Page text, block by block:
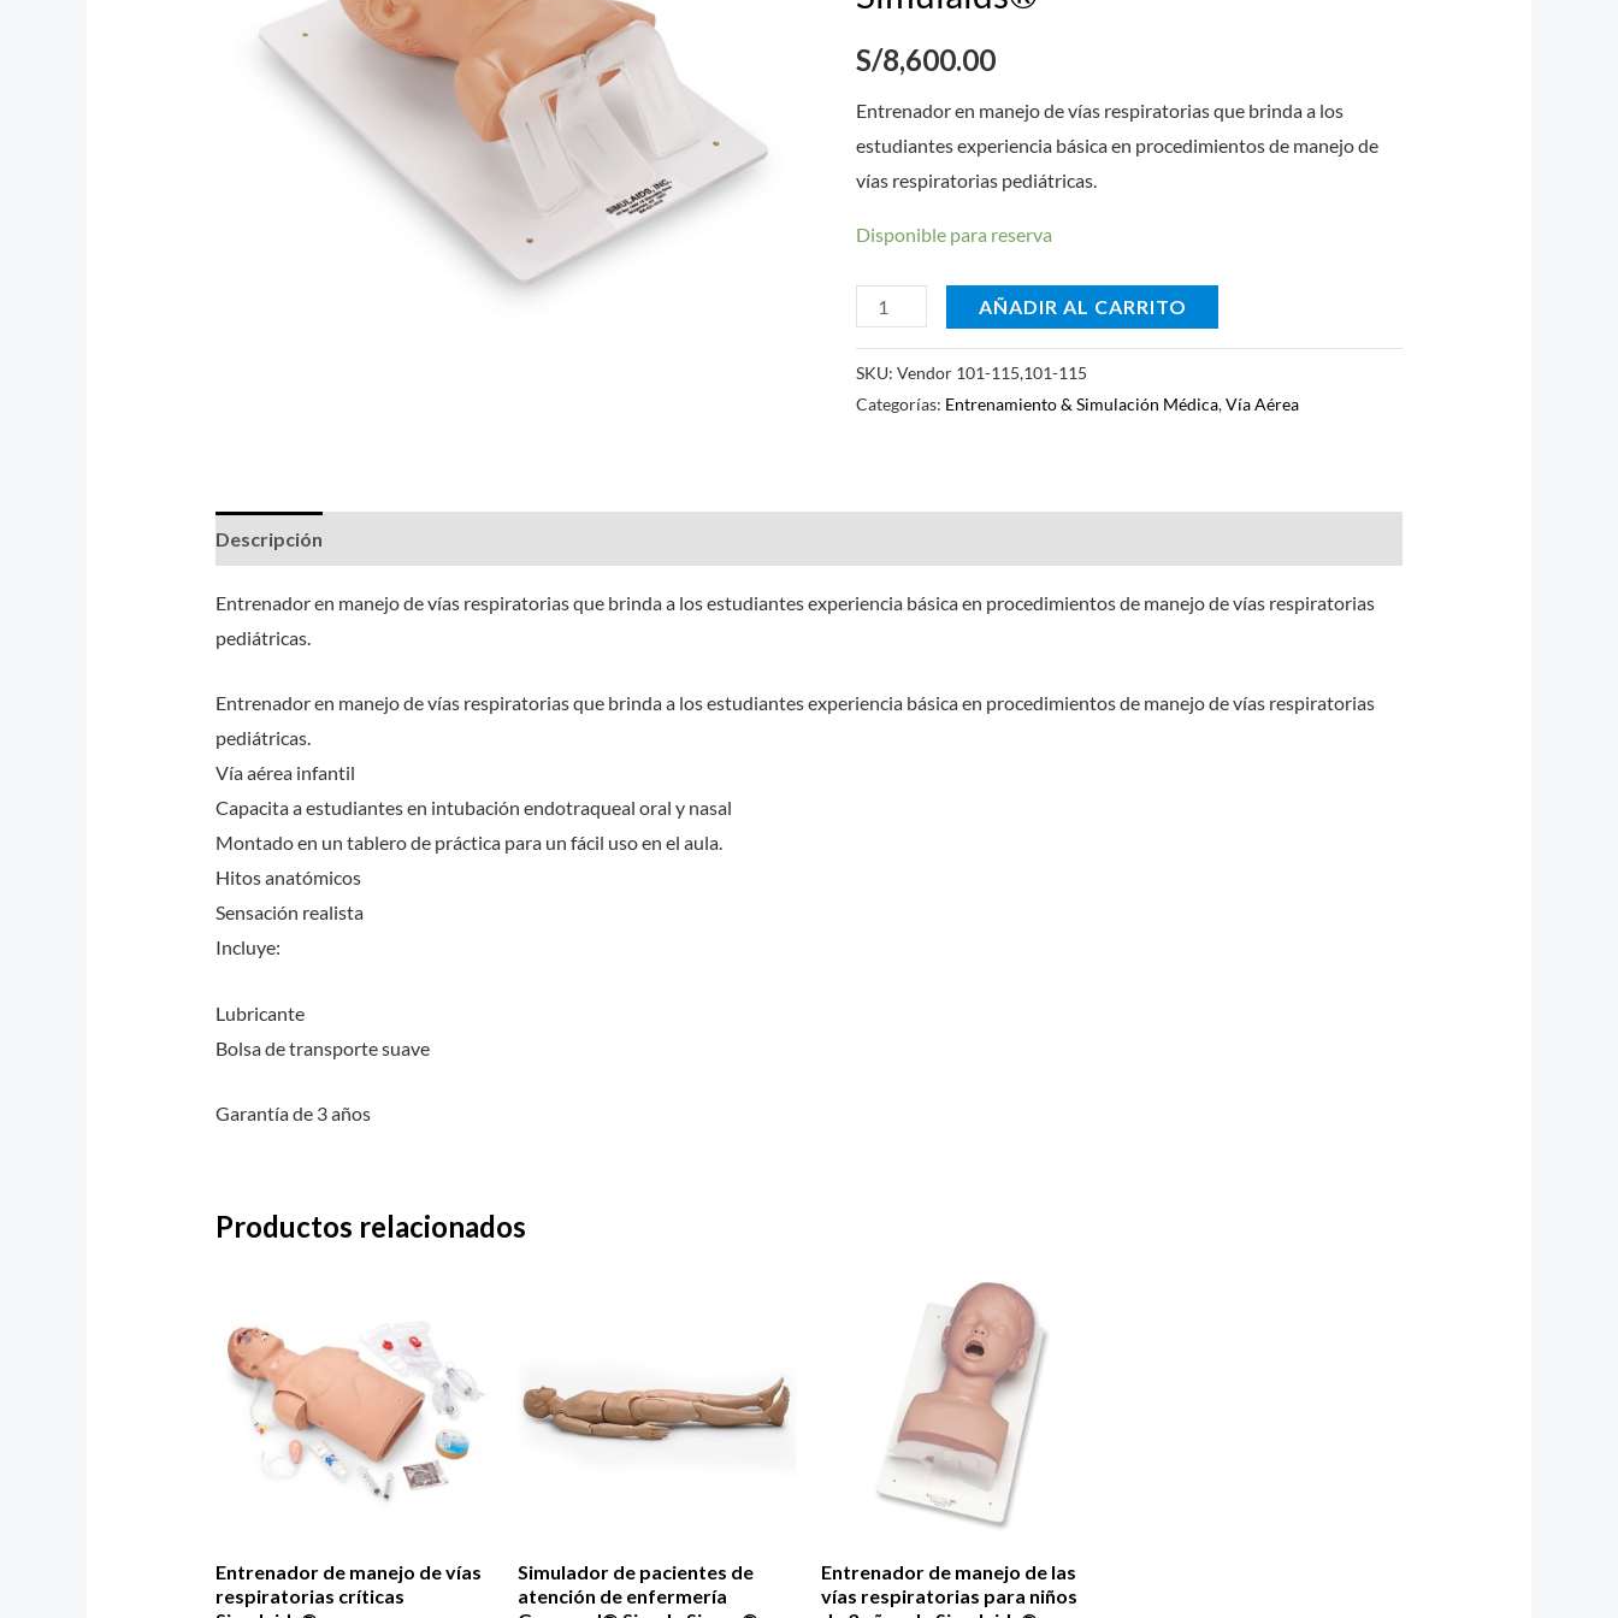
S/8,600.00
Entrenador en manejo de vías respiratorias que brinda a los
estudiantes experiencia básica en procedimientos de manejo de
vías respiratorias pediátricas.
Disponible para reserva
infantiles
AÑADIR AL CARRITO
SKU:Vendor 101-115,101-115
Categorías: Entrenamiento & Simulación Médica,Vía Aérea
Descripción
Entrenador en manejo de vías respiratorias que brinda a los estudiantes experiencia básica en procedimientos de manejo de vías respiratorias
pediátricas.
Entrenador en manejo de vías respiratorias que brinda a los estudiantes experiencia básica en procedimientos de manejo de vías respiratorias
pediátricas.
Vía aérea infantil
Capacita a estudiantes en intubación endotraqueal oral y nasal
Montado en un tablero de práctica para un fácil uso en el aula.
Hitos anatómicos
Sensación realista
Incluye:
Lubricante
Bolsa de transporte suave
Garantía de 3 años
Productos relacionados
Entrenador de manejo de vías
respiratorias críticas
Simulador de pacientes de
atención de enfermería
Entrenador de manejo de las
vías respiratorias para niños